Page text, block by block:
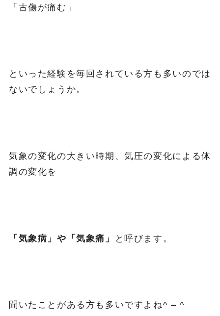
「古傷が痛む」
といった経験を毎回されている方も多いのでは
ないでしょうか。
気象の変化の大きい時期、気圧の変化による体
調の変化を
「気象病」や「気象痛」 と呼びます。
聞いたことがある方も多いですよね^ – ^